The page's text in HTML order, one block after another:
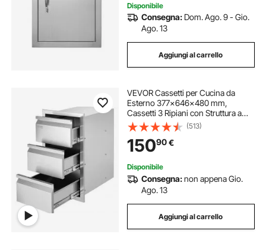
Disponibile
Consegna: Dom. Ago. 9 - Gio.
Ago. 13
Aggiungi al carrello
VEVOR Cassetti per Cucina da
Esterno 377x646x480 mm,
Cassetti 3 Ripiani con Struttura a
Scatola e Maniglia in Acciaio
Inossidabile per Isola Barbecue da
Cucine da Esterno, Giardino,
Cortile
(513)
15090€
Disponibile
Consegna:non appena Gio.
Ago. 13
Aggiungi al carrello